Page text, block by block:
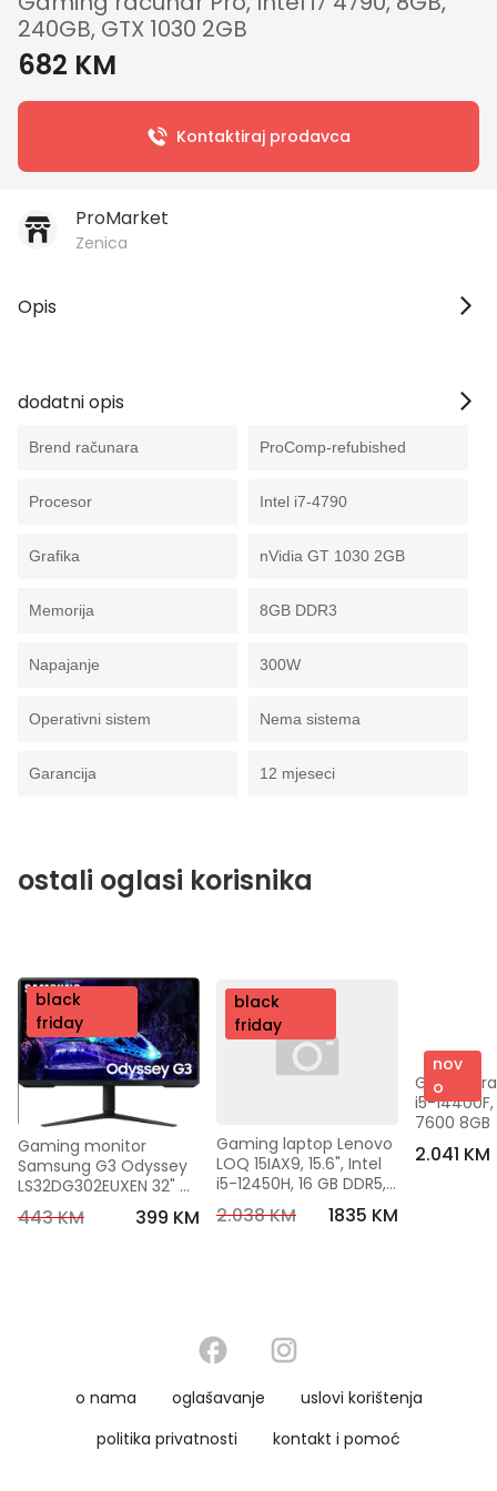
240GB, GTX 1030 2GB
682 KM
Kontaktiraj prodavca
ProMarket
Zenica
Opis
dodatni opis
Brend računara ProComp-refubished
Procesor Intel i7-4790
Grafika nVidia GT 1030 2GB
Memorija 8GB DDR3
Napajanje 300W
Operativni sistem Nema sistema
Garancija 12 mjeseci
ostali oglasi korisnika
nov
o
black
friday
Gaming monitor
Samsung G3 Odyssey
LS32DG302EUXEN 32"
Full HD, 1ms, 180Hz
443 KM 399 KM
nov
o
black
friday
Gaming laptop Lenovo
LOQ 15IAX9, 15.6", Intel
i5-12450H, 16 GB DDR5,
512 GB, RTX 4050
2.038 KM 1835 KM
nov
o
Gaming
i5-14400F,
7600 8GB
2.041 KM
o nama oglašavanje
uslovi korištenja
politika privatnosti
kontakt i pomoć